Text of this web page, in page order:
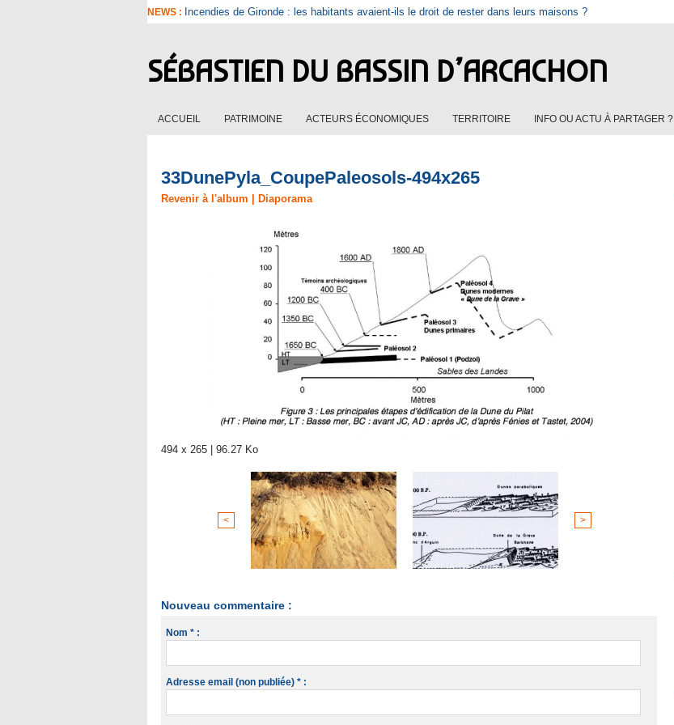
NEWS : Incendies de Gironde : les habitants avaient-ils le droit de rester dans leurs maisons ?
SÉBASTIEN DU BASSIN D’ARCACHON
ACCUEIL PATRIMOINE ACTEURS ÉCONOMIQUES TERRITOIRE INFO OU ACTU À PARTAGER ?
33DunePyla_CoupePaleosols-494x265
Revenir à l'album Diaporama
494 x 265 | 96.27 Ko
< >
Nouveau commentaire :
Nom * :
Adresse email (non publiée) * :